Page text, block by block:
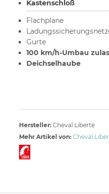
Kastenschloß
Flachplane
Gurte
100 km/h-Umbau
Deichselhaube
Hersteller: Cheval Liberté
Mehr Artikel von: Cheval